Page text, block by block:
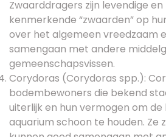
Zwaarddragers zijn levendige
kenmerkende “zwaarden” op
over het algemeen vreedzaam
samengaan met andere
gemeenschapsvissen.
Corydoras (Corydoras spp.):
bodembewoners die bekend
uiterlijk en hun vermogen om
aquarium schoon te houden. Ze